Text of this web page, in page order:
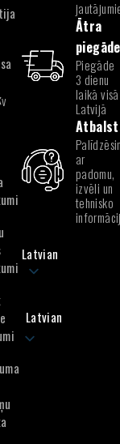
Ātra
piegāde
Piegāde
3 dienu
laikā visā
Latvijā
ar
padomu,
izvēli un
tehnisko
Latvian
Latvian